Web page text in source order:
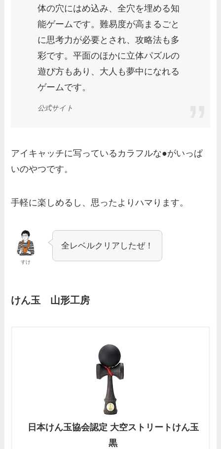
体の穴にはめ込み、全穴を埋める知
能ゲームです。難易度が高まるごと
に思考力が必要とされ、攻略法も多
彩です。平面のほかに立体パズルの
遊び方もあり、大人も夢中になれる
ゲームです。
公式サイト
アイキャッチに写っているカラフルな●がいっぱ
いのやつです。
手軽に楽しめるし、思ったよりハマります。
すけ
全レベルクリアしたぜ！
けん玉 山形工房
日本けん玉協会認定 大空ストリートけん玉
黒